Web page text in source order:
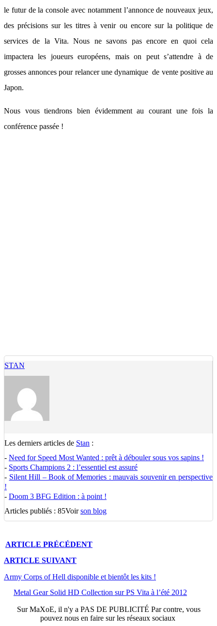
le futur de la console avec notamment l’annonce de nouveaux jeux,
des précisions sur les titres à venir ou encore sur la politique de
services de la Vita. Nous ne savons pas encore en quoi cela
impactera les joueurs européens, mais on peut s’attendre à de
grosses annonces pour relancer une dynamique de vente positive au
Japon.
Nous vous tiendrons bien évidemment au courant une fois la
conférence passée !
STAN
Les derniers articles de Stan :
- Need for Speed Most Wanted : prêt à débouler sous vos sapins !
- Sports Champions 2 : l’essentiel est assuré
- Silent Hill – Book of Memories : mauvais souvenir en perspective
!
- Doom 3 BFG Edition : à point !
Articles publiés : 85Voirson blog
ARTICLE PRÉCÉDENT
ARTICLE SUIVANT
Army Corps of Hell disponible et bientôt les kits !
Metal Gear Solid HD Collection sur PS Vita à l’été 2012
SurMaXoE, il n'y a PAS DE PUBLICITÉ Par contre, vous
pouvez nous en faire sur les réseaux sociaux